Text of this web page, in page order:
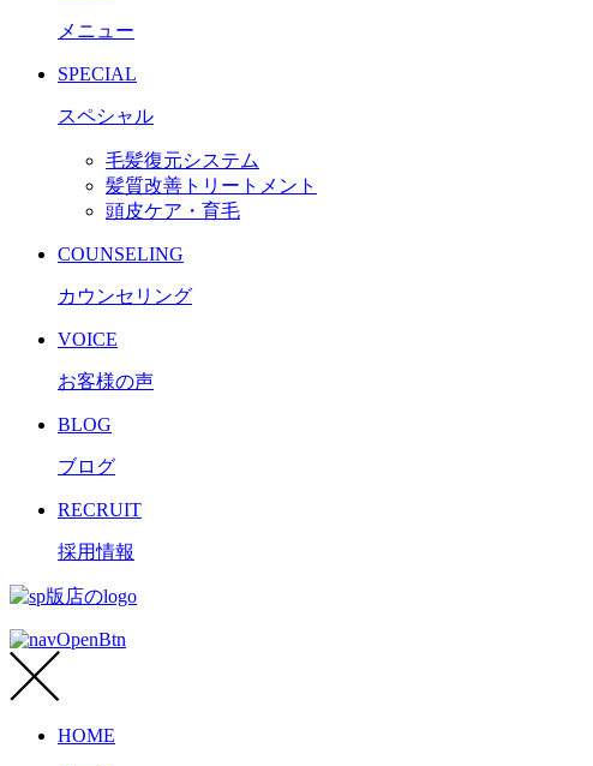
メニュー
SPECIAL
スペシャル
毛髪復元システム
髪質改善トリートメント
頭皮ケア・育毛
COUNSELING
カウンセリング
VOICE
お客様の声
BLOG
ブログ
RECRUIT
採用情報
HOME